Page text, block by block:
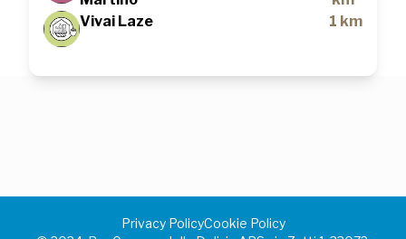
Vivai Laze
1 km
Privacy PolicyCookie Policy